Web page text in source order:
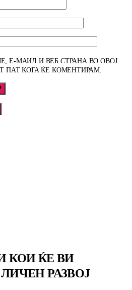
Е-МАИЛ И ВЕБ СТРАНА ВО ОВОЈ
ПАТ КОГА ЌЕ КОМЕНТИРАМ.
КОИ ЌЕ ВИ
РАЗВОЈ